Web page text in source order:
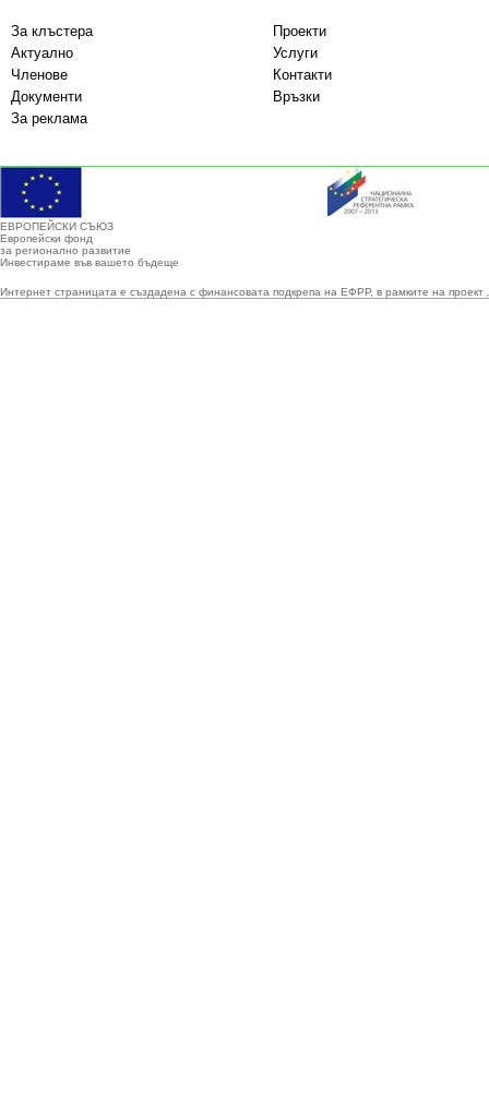
За клъстера
Проекти
Актуално
Услуги
Членове
Контакти
Документи
Връзки
За реклама
ЕВРОПЕЙСКИ СЪЮЗ
Европейски фонд
за регионално развитие
Инвестираме във вашето бъдеще
Интернет страницата е създадена с финансовата подкрепа на ЕФРР, в рамките на